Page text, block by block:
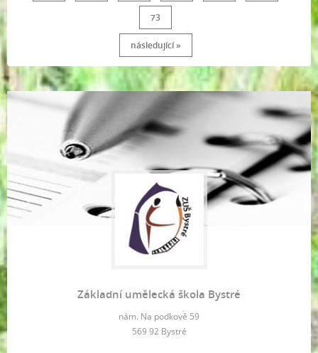
73
následující »
Základní umělecká škola Bystré
nám. Na podkově 59
569 92 Bystré